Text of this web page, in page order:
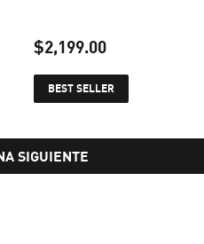
$2,249.00
$2,199.00
precio actual
BEST SELLER
SIGUIENTE